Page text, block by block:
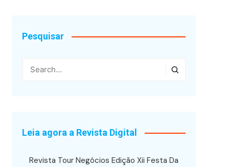
Pesquisar
Leia agora a Revista Digital
Revista Tour Negócios Edição Xii Festa Da